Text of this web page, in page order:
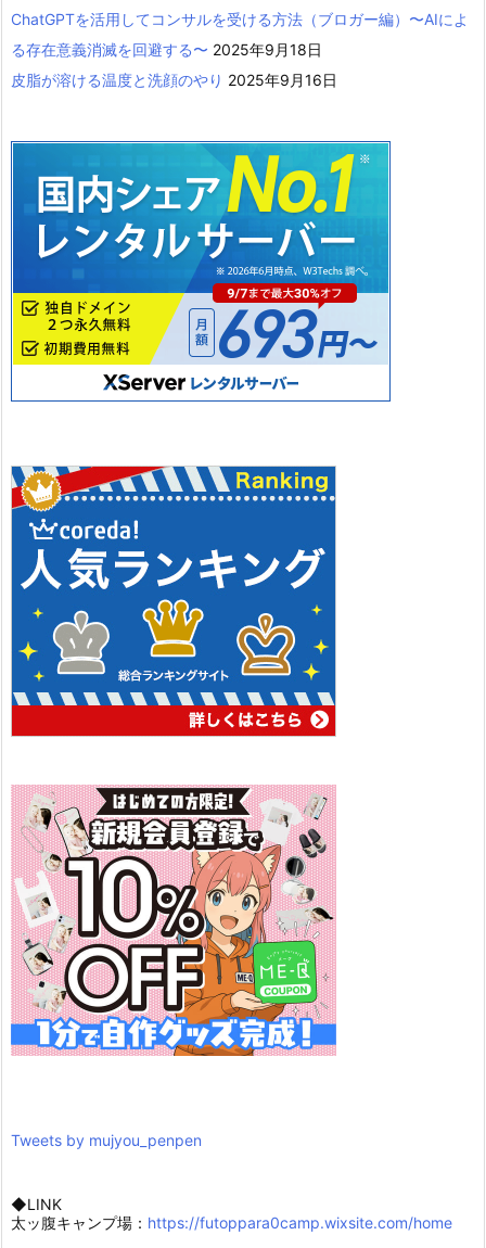
ChatGPTを活用してコンサルを受ける方法（ブロガー編）〜AIによ
る存在意義消滅を回避する〜 2025年9月18日
皮脂が溶ける温度と洗顔のやり 2025年9月16日
Tweets by mujyou_penpen
◆LINK
太ッ腹キャンプ場： https://futoppara0camp.wixsite.com/home